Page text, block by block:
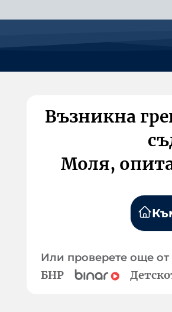
Възникна
Моля,
Или проверете още от
БНР